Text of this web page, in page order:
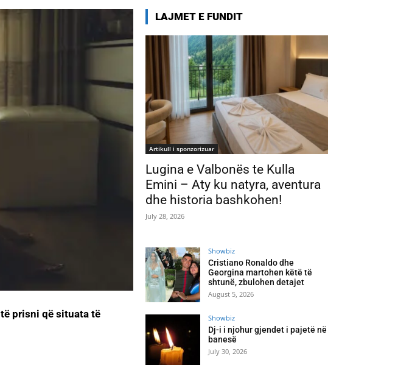
prisni që situata të
LAJMET E FUNDIT
Artikull i sponzorizuar
Lugina e Valbonës te Kulla
Emini – Aty ku natyra, aventura
dhe historia bashkohen!
July 28, 2026
Showbiz
Cristiano Ronaldo dhe
Georgina martohen këtë të
shtunë, zbulohen detajet
August 5, 2026
Showbiz
Dj-i i njohur gjendet i pajetë në
banesë
July 30, 2026